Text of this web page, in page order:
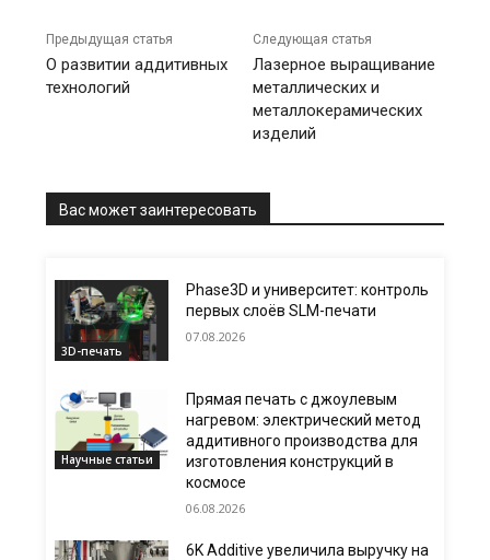
Предыдущая статья
О развитии аддитивных
технологий
Следующая статья
Лазерное выращивание
металлических и
металлокерамических
изделий
Вас может заинтересовать
3D-печать
Phase3D и университет: контроль
первых слоёв SLM-печати
07.08.2026
Научные статьи
Прямая печать с джоулевым
нагревом: электрический метод
аддитивного производства для
изготовления конструкций в
космосе
06.08.2026
6K Additive увеличила выручку на